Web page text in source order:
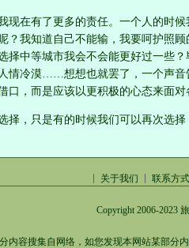
现在有了更多的责任。一个人的时
？我知道自己不能输，我要呵护照
择中等城市我会不会能更好过一些
情冷漠……想想也就罢了，一个声音
口，而是应该以更积极的心态来面对
择，只是有的时候我们可以再次选
关于我们 联系方式
Copyright 2006-2023
内容搜集自网络，如您发现本网站某部分